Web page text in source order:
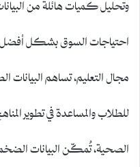
احتياجات السوق بشكل
مجال التعليم، تساهم البيانات
للطلاب والمساعدة في تطوير
الصحية، تُمكّن البيانات